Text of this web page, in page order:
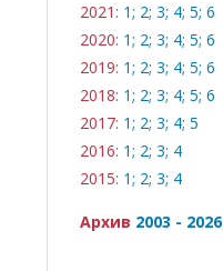
2021: 1; 2; 3; 4; 5; 6
2020: 1; 2; 3; 4; 5; 6
2019: 1; 2; 3; 4; 5; 6
2018: 1; 2; 3; 4; 5; 6
2017: 1; 2; 3; 4; 5
2016: 1; 2; 3; 4
2015: 1; 2; 3; 4
Архив 2003 - 2026